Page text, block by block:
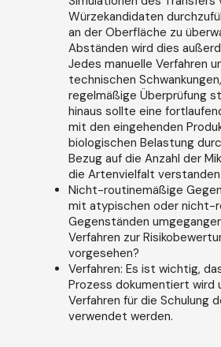
Würzekandidaten
an der Oberfläche zu
Abständen wird dies
Jedes manuelle Verfahren
technischen
regelmäßige Überprüfung
hinaus sollte eine
mit den eingehenden
biologischen Belastung
Bezug auf die Anzahl der
die Artenvielfalt
Nicht-routinemäßige
mit atypischen oder nicht-
Gegenständen
Verfahren zur
vorgesehen?
Verfahren: Es ist wichtig,
Prozess dokumentiert wird
Verfahren für die Schulung
verwendet werden.